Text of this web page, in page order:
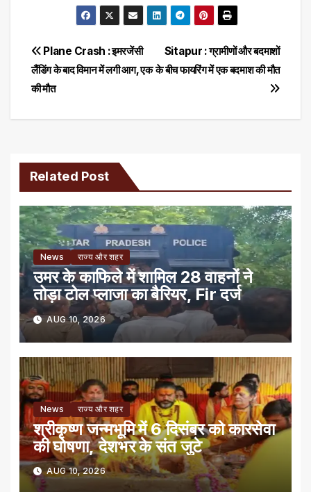
Post
navigation
Sitapur : ग्रामीणों और बदमाशों
के बीच फायरिंग में एक बदमाश की मौत
Plane Crash : इमरजेंसी
लैंडिंग के बाद विमान में लगी आग, एक
की मौत
Related Post
News राज्य और शहर
उमर के काफिले में शामिल 28 वाहनों ने
तोड़ा टोल प्लाजा का बैरियर, Fir दर्ज
AUG 10, 2026
News राज्य और शहर
श्रीकृष्ण जन्मभूमि में 6 दिसंबर को कारसेवा
की घोषणा, देशभर के संत जुटे
AUG 10, 2026